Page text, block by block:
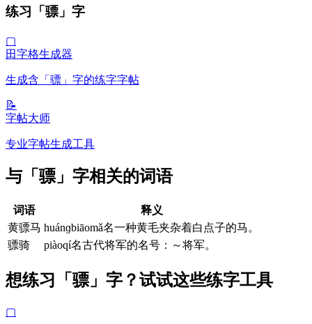
练习「骠」字
▢
田字格生成器
生成含「骠」字的练字字帖
📝
字帖大师
专业字帖生成工具
与「骠」字相关的词语
词语
释义
黄骠马 huánɡbiāomǎ名一种黄毛夹杂着白点子的马。
骠骑
piàoqí名古代将军的名号：～将军。
想练习「骠」字？试试这些练字工具
▢